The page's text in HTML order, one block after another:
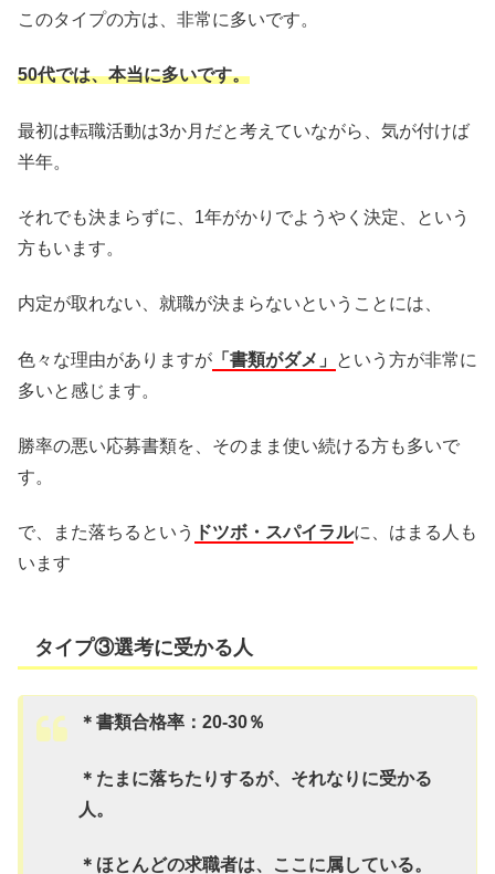
このタイプの方は、非常に多いです。
50代では、本当に多いです。
最初は転職活動は3か月だと考えていながら、気が付けば
半年。
それでも決まらずに、1年がかりでようやく決定、という
方もいます。
内定が取れない、就職が決まらないということには、
色々な理由がありますが 「書類がダメ」
という方が非常に
多いと感じます。
勝率の悪い応募書類を、そのまま使い続ける方も多いで
す。
で、また落ちるという ドツボ・スパイラルに、はまる人も
います
タイプ③選考に受かる人
＊ 書類合格率：20-30％
＊たまに落ちたりするが、それなりに受かる
人。
＊ほとんどの求職者は、ここに属している。